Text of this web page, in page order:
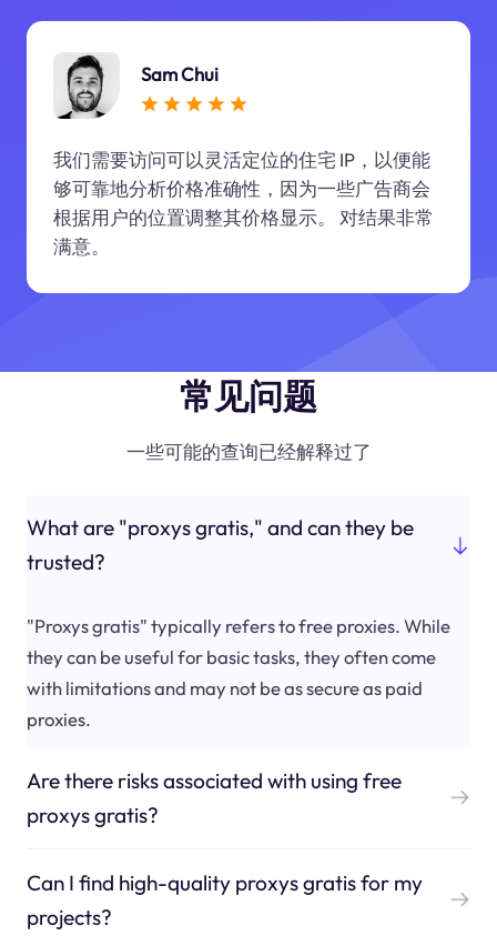
Sam Chui
我们需要访问可以灵活定位的住宅 IP，以便能
够可靠地分析价格准确性，因为一些广告商会
根据用户的位置调整其价格显示。 对结果非常
满意。
常见问题
一些可能的查询已经解释过了
What are "proxys gratis," and can they be
trusted?
"Proxys gratis" typically refers to free proxies. While
they can be useful for basic tasks, they often come
with limitations and may not be as secure as paid
proxies.
Are there risks associated with using free
proxys gratis?
Can I find high-quality proxys gratis for my
projects?